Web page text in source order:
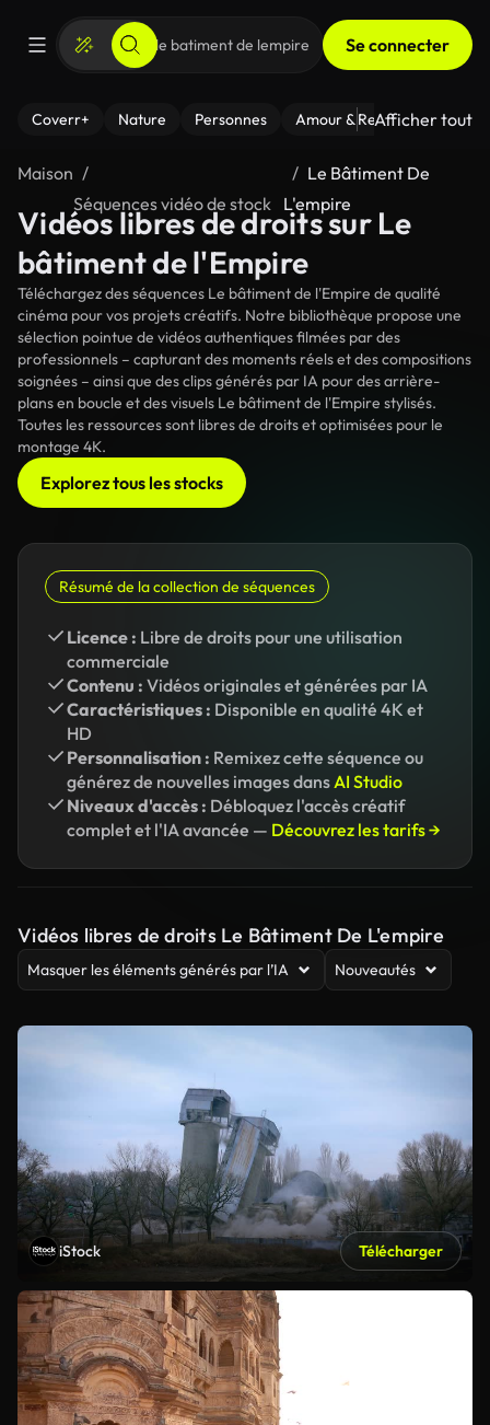
Se connecter
Coverr+ Nature Personnes Amour & Relations Le
Afficher tout
Maison
Séquences vidéo de stock
Le Bâtiment De
L'empire
Vidéos libres de droits sur Le
bâtiment de l'Empire
Téléchargez des séquences Le bâtiment de l'Empire de qualité
cinéma pour vos projets créatifs. Notre bibliothèque propose une
sélection pointue de vidéos authentiques filmées par des
professionnels – capturant des moments réels et des compositions
soignées – ainsi que des clips générés par IA pour des arrière-
plans en boucle et des visuels Le bâtiment de l'Empire stylisés.
Toutes les ressources sont libres de droits et optimisées pour le
montage 4K.
Explorez tous les stocks
Résumé de la collection de séquences
Licence : Libre de droits pour une utilisation
commerciale
Contenu : Vidéos originales et générées par IA
Caractéristiques : Disponible en qualité 4K et
HD
Personnalisation : Remixez cette séquence ou
générez de nouvelles images dansAI Studio
Niveaux d'accès : Débloquez l'accès créatif
complet et l'IA avancée — Découvrez les tarifs →
Vidéos libres de droits Le Bâtiment De L'empire
Masquer les éléments générés par l’IA Nouveautés
iStock Télécharger